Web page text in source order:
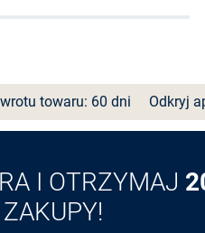
towaru: 60 dni Odkryj
I OTRZYMAJ